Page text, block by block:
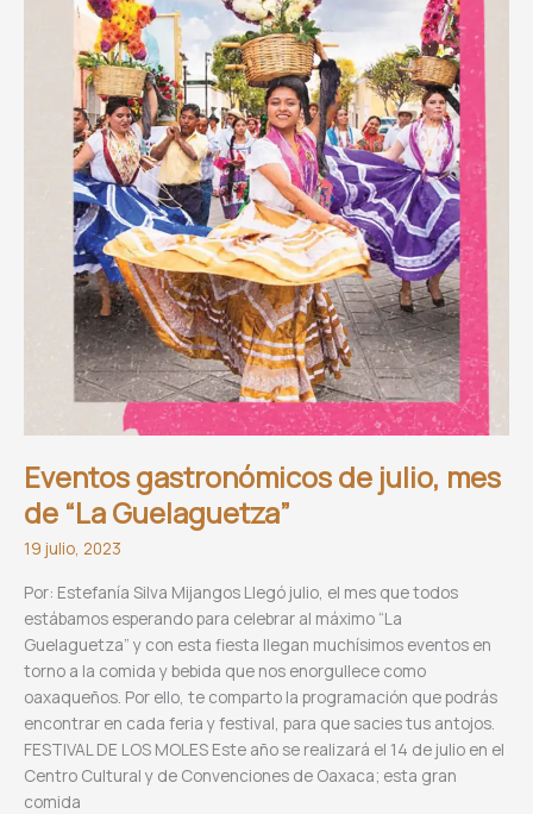
Eventos gastronómicos de julio, mes
de “La Guelaguetza”
19 julio, 2023
Por: Estefanía Silva Mijangos Llegó julio, el mes que todos
estábamos esperando para celebrar al máximo “La
Guelaguetza” y con esta fiesta llegan muchísimos eventos en
torno a la comida y bebida que nos enorgullece como
oaxaqueños. Por ello, te comparto la programación que podrás
encontrar en cada feria y festival, para que sacies tus antojos.
FESTIVAL DE LOS MOLES Este año se realizará el 14 de julio en el
Centro Cultural y de Convenciones de Oaxaca; esta gran
comida